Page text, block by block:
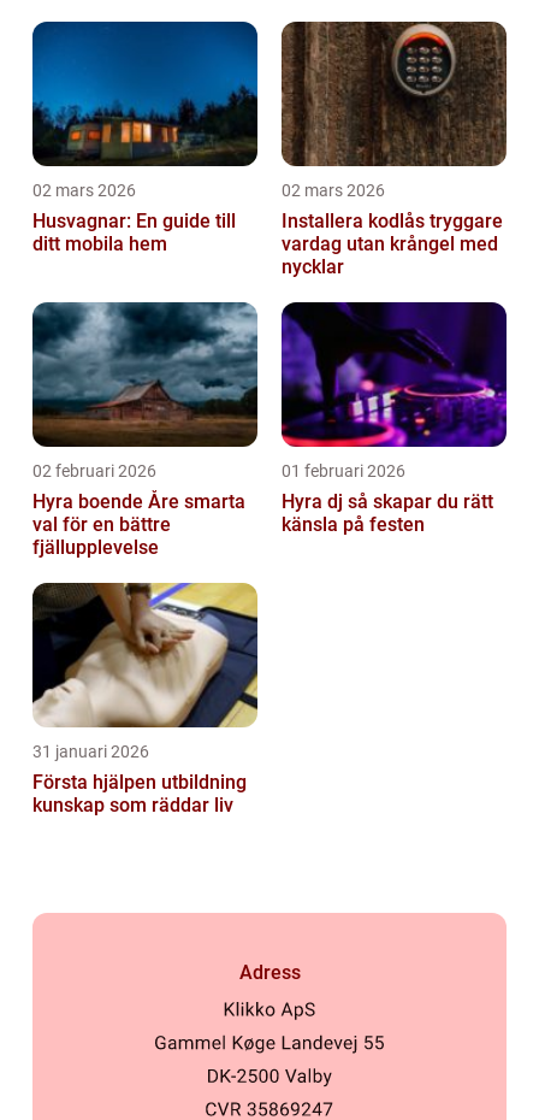
02 mars 2026
Husvagnar: En guide till
ditt mobila hem
02 mars 2026
Installera kodlås tryggare
vardag utan krångel med
nycklar
02 februari 2026
Hyra boende Åre smarta
val för en bättre
fjällupplevelse
01 februari 2026
Hyra dj så skapar du rätt
känsla på festen
31 januari 2026
Första hjälpen utbildning
kunskap som räddar liv
Adress